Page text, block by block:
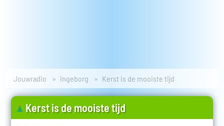
Jouwradio Ingeborg Kerst is de mooiste tijd
Kerst is de mooiste tijd